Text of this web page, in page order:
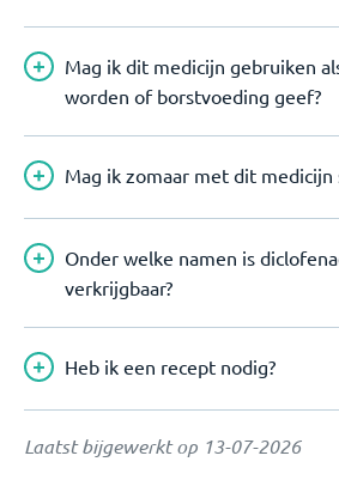
Mag ik dit medicijn gebruiken
worden of borstvoeding geef?
Mag ik zomaar met dit medicijn
Onder welke namen is
verkrijgbaar?
Heb ik een recept nodig?
Laatst bijgewerkt op 13-07-2026